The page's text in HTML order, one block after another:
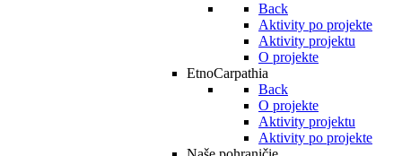
Back
Aktivity po projekte
Aktivity projektu
O projekte
EtnoCarpathia
Back
O projekte
Aktivity projektu
Aktivity po projekte